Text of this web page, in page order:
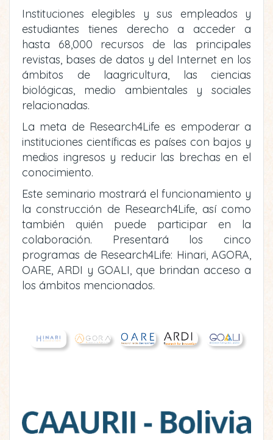
Instituciones elegibles y sus empleados y
estudiantes tienes derecho a acceder a
hasta 68,000 recursos de las principales
revistas, bases de datos y del Internet en los
ámbitos de laagricultura, las ciencias
biológicas, medio ambientales y sociales
relacionadas.
La meta de Research4Life es empoderar a
instituciones científicas es países con bajos y
medios ingresos y reducir las brechas en el
conocimiento.
Este seminario mostrará el funcionamiento y
la construcción de Research4Life, así como
también quién puede participar en la
colaboración. Presentará los cinco
programas de Research4Life: Hinari, AGORA,
OARE, ARDI y GOALI, que brindan acceso a
los ámbitos mencionados.